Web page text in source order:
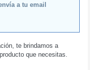
a tu email
te brindamos a
que necesitas.